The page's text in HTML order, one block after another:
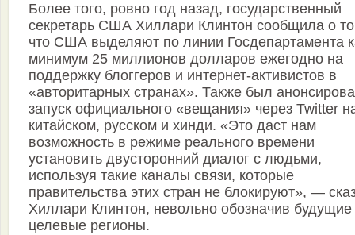
Более того, ровно год назад, государственный
секретарь США Хиллари Клинтон сообщила о
что США выделяют по линии Госдепартамента
минимум 25 миллионов долларов ежегодно на
поддержку блоггеров и интернет-активистов в
«авторитарных странах». Также был
запуск официального «вещания» через Twitter
китайском, русском и хинди. «Это даст нам
возможность в режиме реального времени
установить двусторонний диалог с людьми,
используя такие каналы связи, которые
правительства этих стран не блокируют», —
Хиллари Клинтон, невольно обозначив будущие
целевые регионы.